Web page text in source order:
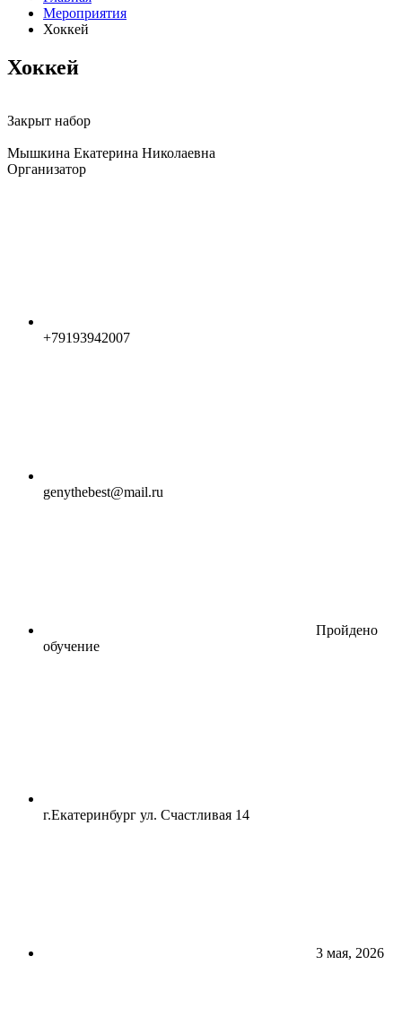
Мероприятия
Хоккей
Хоккей
Закрыт набор
Мышкина Екатерина Николаевна
Организатор
+79193942007
genythebest@mail.ru
Пройдено
обучение
г.Екатеринбург ул. Счастливая 14
3 мая, 2026